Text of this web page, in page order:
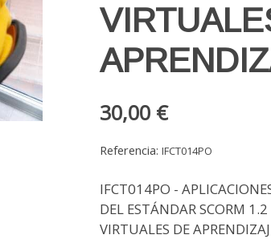
30,00 €
Referencia:IFCT014PO
IFCT014PO -
DEL ESTÁNDAR SCORM
VIRTUALES DE